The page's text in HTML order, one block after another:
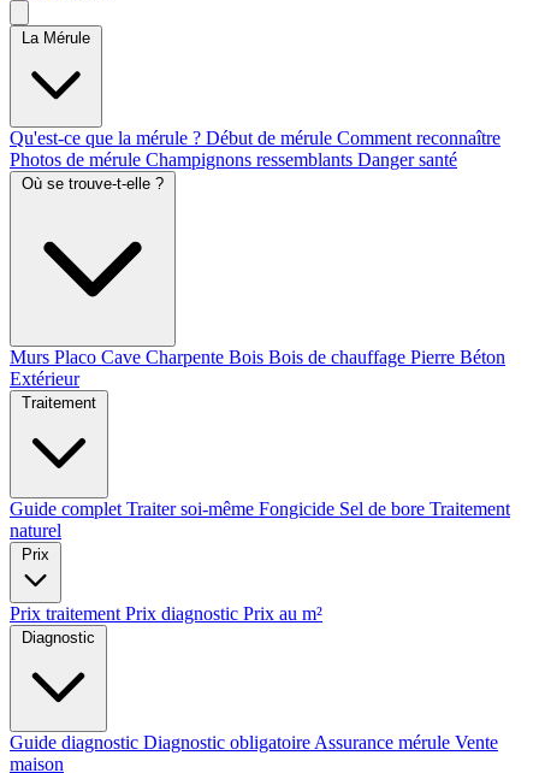
Qu'est-ce que la mérule ? Début de mérule Comment reconnaître
Photos de mérule Champignons ressemblants Danger santé
Murs Placo Cave Charpente Bois Bois de chauffage Pierre Béton
Extérieur
Guide complet Traiter soi-même Fongicide Sel de bore Traitement
naturel
Prix traitement Prix diagnostic Prix au m²
Guide diagnostic Diagnostic obligatoire Assurance mérule Vente
maison